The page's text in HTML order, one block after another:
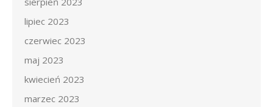
lipiec 2023
czerwiec 2023
maj 2023
kwiecień 2023
marzec 2023